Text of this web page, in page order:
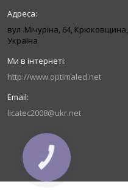
вул .Мічуріна, 64, Крюковщина,
Україна
http://www.optimaled.net
licatec2008@ukr.net
КНОПКА
ЗВ'ЯЗКУ